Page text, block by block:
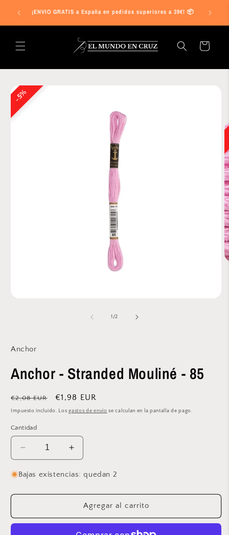
directamente
25€ en ¡ENVIO GRATIS a España en pedidos superiores a 39€! 📦
Carrito
directamente
a la
información
del producto
5%
ventana
1 /de
2
Anchor
Anchor - Stranded Mouliné - 85
Precio
habitual
€2,08 EUR
Precio
de
€1,98 EUR
Impuesto incluido. Losgastos de envío se calculan en la pantalla de pago.
Cantidad
Reducir
cantidad
para
-
Mouliné
Aumentar
cantidad
para
-
Stranded
Mouliné
Bajas existencias: quedan 2
Agregar al carrito